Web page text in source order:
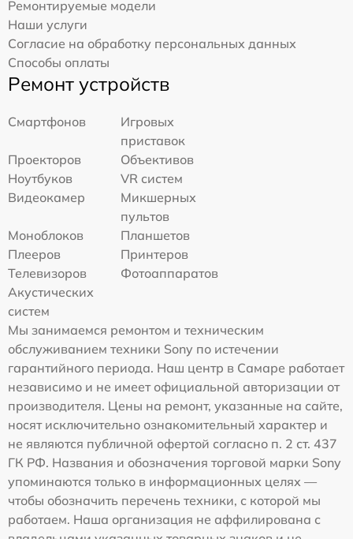
Ремонтируемые модели
Наши услуги
Согласие на обработку персональных данных
Способы оплаты
Ремонт устройств
Смартфонов
Игровых
приставок
Проекторов
Объективов
Ноутбуков
VR систем
Видеокамер
Микшерных
пультов
Моноблоков
Планшетов
Плееров
Принтеров
Телевизоров
Фотоаппаратов
Акустических
систем
Мы занимаемся ремонтом и техническим
обслуживанием техники Sony по истечении
гарантийного периода. Наш центр в Самаре работает
независимо и не имеет официальной авторизации от
производителя. Цены на ремонт, указанные на сайте,
носят исключительно ознакомительный характер и
не являются публичной офертой согласно п. 2 ст. 437
ГК РФ. Названия и обозначения торговой марки Sony
упоминаются только в информационных целях —
чтобы обозначить перечень техники, с которой мы
работаем. Наша организация не аффилирована с